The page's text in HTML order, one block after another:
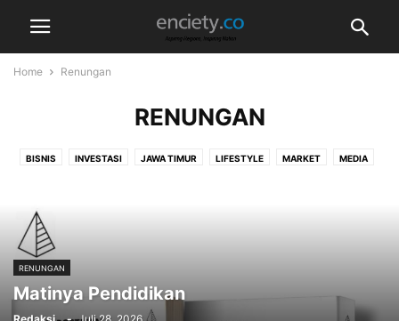
Home Renungan
RENUNGAN
BISNIS INVESTASI JAWA TIMUR LIFESTYLE MARKET MEDIA
RENUNGAN
Matinya Pendidikan